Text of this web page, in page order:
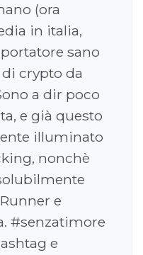
(ora
in italia,
sano
crypto da
a dir poco
e già questo
illuminato
nonchè
e
#senzatimore
e